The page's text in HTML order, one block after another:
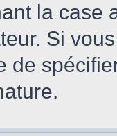
la case
Si
de